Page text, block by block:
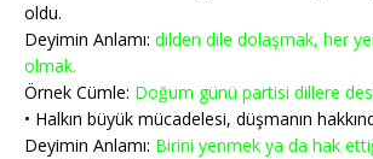
oldu.
Deyimin Anlamı: dilden dile dolaşmak, her
olmak.
Örnek Cümle: Doğum günü partisi dillere
• Halkın büyük mücadelesi, düşmanın
Deyimin Anlamı: Birini yenmek ya da hak